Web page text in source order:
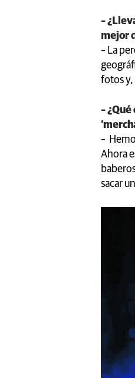
–
mejor
– La
fotos y,
–
–
Ahora
sacar